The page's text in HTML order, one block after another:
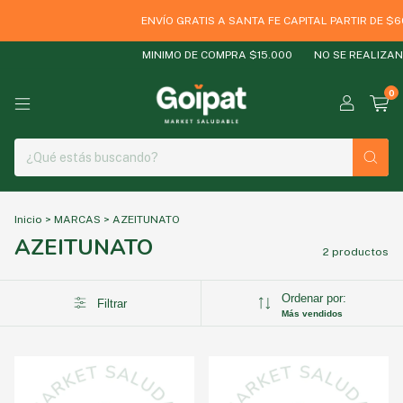
ENVÍO GRATIS A SANTA FE CAPITAL PARTIR DE
MINIMO DE COMPRA $15.000 NO SE REALIZAN
0
Inicio > MARCAS > AZEITUNATO
AZEITUNATO 2 productos
Filtrar Ordenar por:
Más vendidos